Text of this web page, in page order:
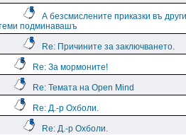
А безсмислените приказки въ други
подминавашъ
Re: Причините за заключването.
Re: За мормоните!
Re: Темата на Open Mind
Re: Д.-р Охболи.
Re: Д.-р Охболи.